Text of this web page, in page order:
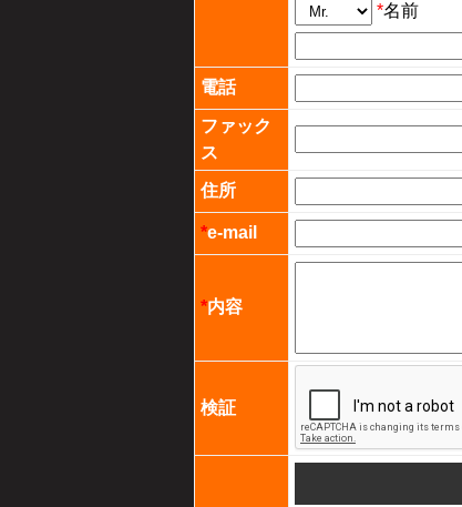
*名前
電話
ファック
ス
住所
*e-mail
*内容
検証